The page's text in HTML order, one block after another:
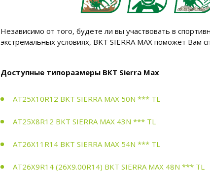
Независимо от того, будете ли вы участвовать в
экстремальных условиях, BKT SIERRA MAX поможет Вам
Доступные типоразмеры BKT Sierra Max
AT25X10R12 BKT SIERRA MAX 50N *** TL
AT25X8R12 BKT SIERRA MAX 43N *** TL
AT26X11R14 BKT SIERRA MAX 54N *** TL
AT26X9R14 (26X9.00R14) BKT SIERRA MAX 48N *** TL